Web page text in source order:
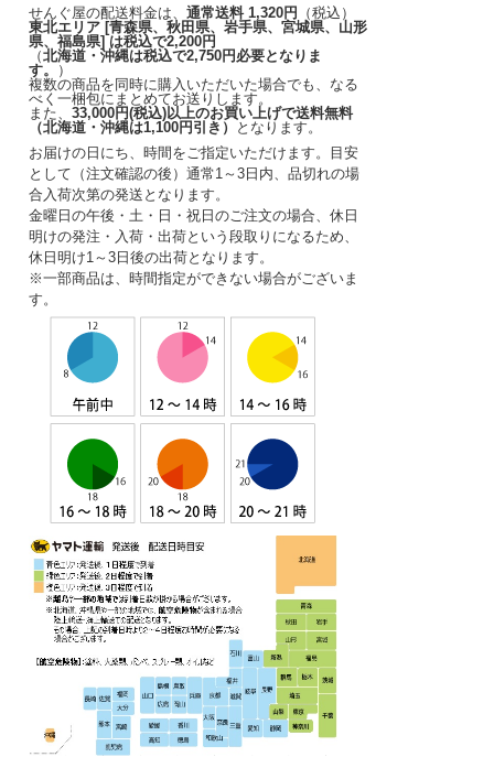
せんぐ屋の配送料金は、 通常送料 1,320円
（税込）
東北エリア [青森県、秋田県、岩手県、宮城県、山形
県、福島県] は税込で2,200円
（北海道・沖縄は税込で2,750円必要となりま
す。
）
複数の商品を同時に購入いただいた場合でも、なる
べく一梱包にまとめてお送りします。
また、 33,000円(税込)以上のお買い上げで送料無料
（北海道・沖縄は1,100円引き）
となります。
お届けの日にち、時間をご指定いただけます。
目安
として（注文確認の後） 通常1～3日内 、品切れの場
合入荷次第の発送となります。
金曜日の午後・土・日・祝日のご注文の場合、休日
明けの発注・入荷・出荷という段取りになるため、
休日明け1～3日後の出荷となります。
※一部商品は、時間指定ができない場合がございま
す。